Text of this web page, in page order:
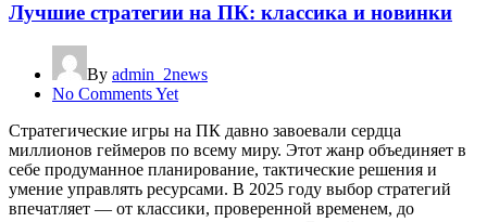
Лучшие стратегии на ПК: классика и новинки
By admin_2news
No Comments Yet
Стратегические игры на ПК давно завоевали сердца
миллионов геймеров по всему миру. Этот жанр объединяет в
себе продуманное планирование, тактические решения и
умение управлять ресурсами. В 2025 году выбор стратегий
впечатляет — от классики, проверенной временем, до